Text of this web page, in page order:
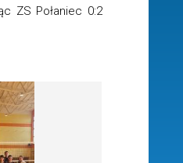
ZS Połaniec 0:2